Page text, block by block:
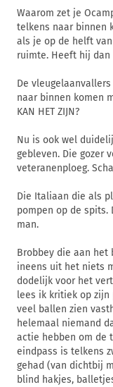
Waarom zet je
telkens naar binnen
als je op de helft
ruimte. Heeft hij dan
De
naar binnen komen
KAN HET ZIJN?
Nu is ook wel
gebleven. Die gozer
veteranenploeg.
Die Italiaan die als
pompen op de spits.
man.
Brobbey die aan het
ineens uit het niets
dodelijk voor het
lees ik kritiek op zijn
veel ballen zien
helemaal niemand
actie hebben om de
eindpass is telkens
gehad (van dichtbij
blind hakjes,